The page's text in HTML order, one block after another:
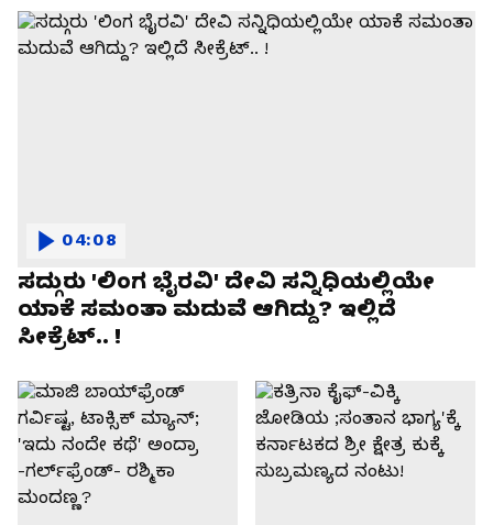
ಸದ್ಗುರು 'ಲಿಂಗ ಭೈರವಿ' ದೇವಿ ಸನ್ನಿಧಿಯಲ್ಲಿಯೇ
ಯಾಕೆ ಸಮಂತಾ ಮದುವೆ ಆಗಿದ್ದು? ಇಲ್ಲಿದೆ
ಸೀಕ್ರೆಟ್.. !
04:08